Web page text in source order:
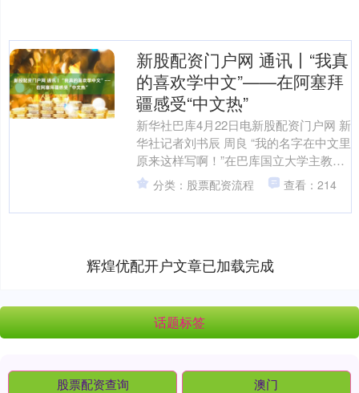
新股配资门户网 通讯丨“我真
的喜欢学中文”——在阿塞拜
疆感受“中文热”
新华社巴库4月22日电新股配资门户网 新
华社记者刘书辰 周良 “我的名字在中文里
原来这样写啊！”在巴库国立大学主教学
楼大礼堂门口，一名阿塞拜疆大学生兴
奋地向朋友....
分类：股票配资流程 查看：214
辉煌优配开户文章已加载完成
话题标签
股票配资查询 澳门